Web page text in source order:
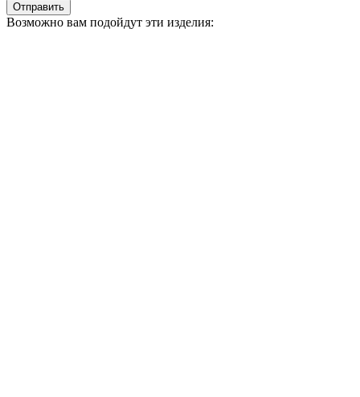
Отправить
Возможно вам подойдут эти изделия: